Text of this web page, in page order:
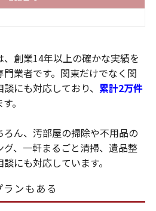
創業14年以上の確かな実績を
業者です。関東だけでなく関
にも対応しており、 累計2万件
。
ん、汚部屋の掃除や不用品の
、一軒まるごと清掃、遺品整
にも対応しています。
ンもある